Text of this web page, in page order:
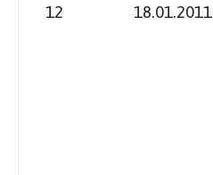
12 18.01.2011